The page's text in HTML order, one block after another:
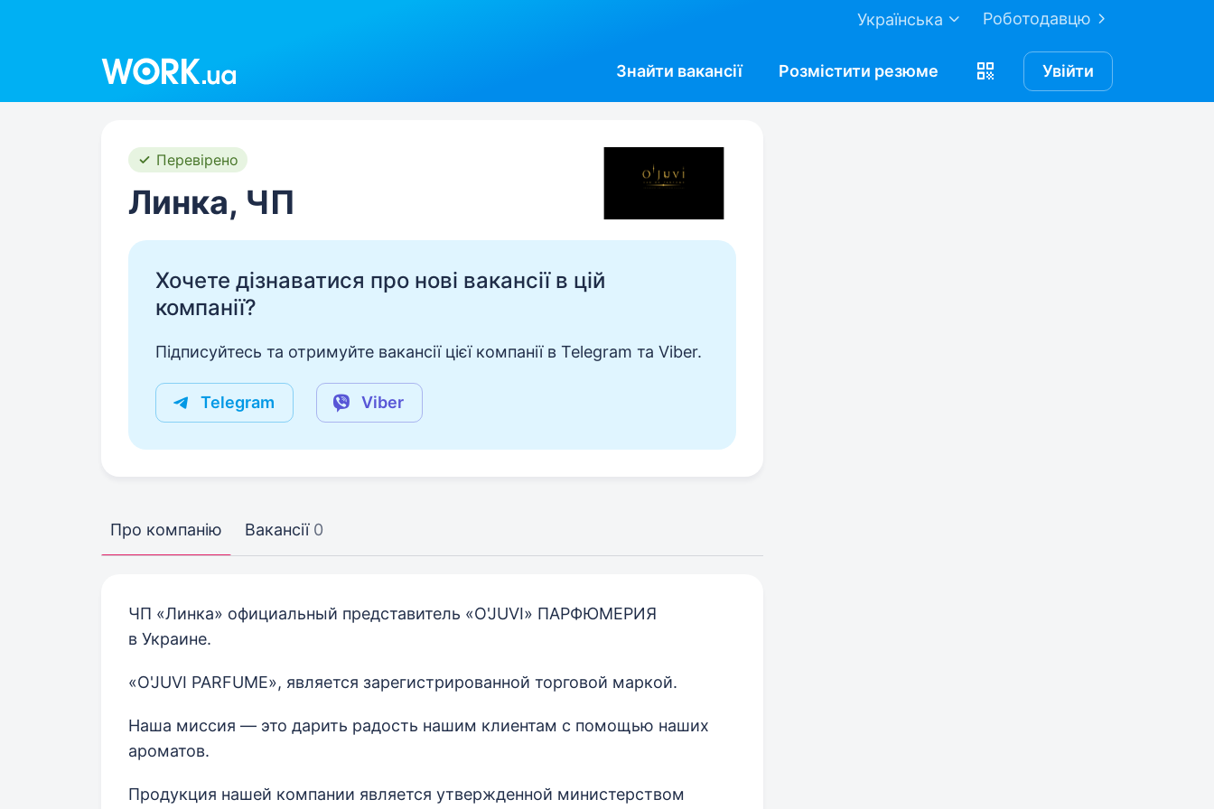
Роботодавцю
Українська
Знайти вакансії Розмістити резюме Увійти
Перевірено
Линка, ЧП
Хочете дізнаватися про нові вакансії в цій
компанії?
Підписуйтесь та отримуйте вакансії цієї компанії в Telegram та Viber.
Telegram Viber
Про компанію Вакансії 0
ЧП «Линка» официальный представитель «O'JUVI» ПАРФЮМЕРИЯ
в Украине.
«O'JUVI PARFUME», является зарегистрированной торговой маркой.
Наша миссия — это дарить радость нашим клиентам с помощью наших
ароматов.
Продукция нашей компании является утвержденной министерством